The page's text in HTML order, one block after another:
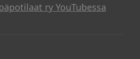
ry YouTubessa